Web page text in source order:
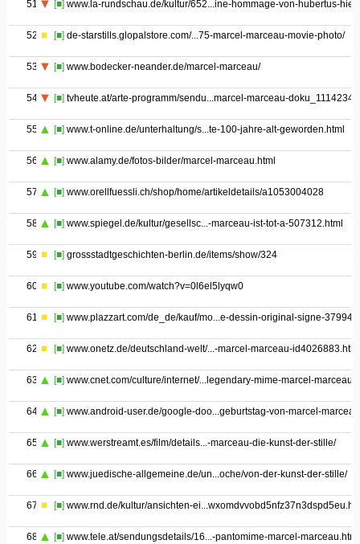
51 [■] www.la-rundschau.de/kultur/652...ine-hommage-von-hubertus-hierl
52 [■] de-starstills.glopalstore.com/...75-marcel-marceau-movie-photo/
53 [■] www.bodecker-neander.de/marcel-marceau/
54 [■] tvheute.at/arte-programm/sendu...marcel-marceau-
55 [■] www.t-online.de/unterhaltung/s...te-100-jahre-alt-geworden.html
56 [■] www.alamy.de/fotos-bilder/marcel-marceau.html
57 [■] www.orellfuessli.ch/shop/home/artikeldetails/a1053004028
58 [■] www.spiegel.de/kultur/gesellsc...-marceau-ist-tot-a-507312.html
59 [■] grossstadtgeschichten-berlin.de/items/show/324
60 [■] www.youtube.com/watch?v=0l6el5lyqw0
61 [■] www.plazzart.com/de_de/kauf/mo...e-dessin-original-signe-379947
62 [■] www.onetz.de/deutschland-welt/...-marcel-marceau-id4026883.html
63 [■] www.cnet.com/culture/internet/...legendary-mime-marcel-marceau/
64 [■] www.android-user.de/google-doo...geburtstag-von-marcel-
65 [■] www.werstreamt.es/film/details...-marceau-die-kunst-der-stille/
66 [■] www.juedische-allgemeine.de/un...oche/von-der-kunst-der-stille/
67 [■] www.rnd.de/kultur/ansichten-
68 [■] www.tele.at/sendungsdetails/16...-pantomime-marcel-marceau.html